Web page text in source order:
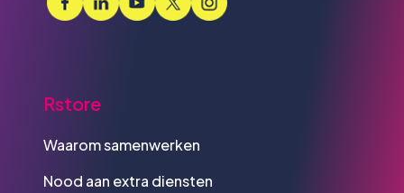
Rstore
Waarom samenwerken
Nood aan extra diensten